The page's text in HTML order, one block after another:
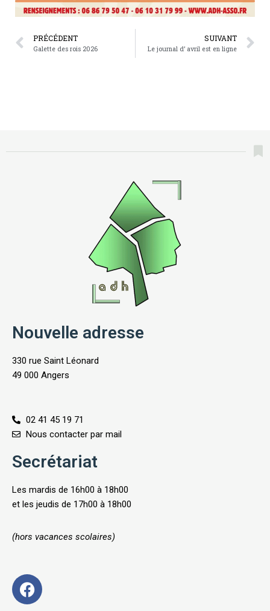
PRÉCÉDENT
Galette des rois 2026
SUIVANT
Le journal d’ avril est en ligne
Nouvelle adresse
330 rue Saint Léonard
49 000 Angers
02 41 45 19 71
Nous contacter par mail
Secrétariat
Les mardis de 16h00 à 18h00
et les jeudis de 17h00 à 18h00
(hors vacances scolaires)